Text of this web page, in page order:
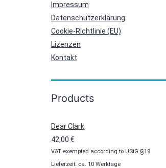
Impressum
Datenschutzerklärung
Cookie-Richtlinie (EU)
Lizenzen
Kontakt
Products
Dear Clark,
42,00 €
VAT exempted according to UStG §19
Lieferzeit: ca. 10 Werktage